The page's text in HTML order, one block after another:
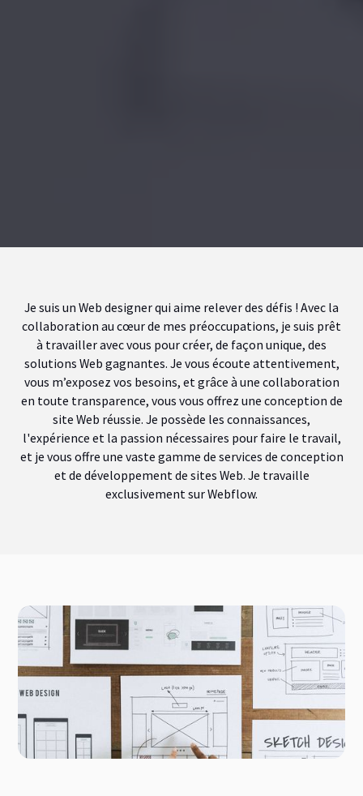
Je suis un Web designer qui aime relever des défis ! Avec la
collaboration au cœur de mes préoccupations, je suis prêt
à travailler avec vous pour créer, de façon unique, des
solutions Web gagnantes. Je vous écoute attentivement,
vous m’exposez vos besoins, et grâce à une collaboration
en toute transparence, vous vous offrez une conception de
site Web réussie. Je possède les connaissances,
l'expérience et la passion nécessaires pour faire le travail,
et je vous offre une vaste gamme de services de conception
et de développement de sites Web. Je travaille
exclusivement sur Webflow.